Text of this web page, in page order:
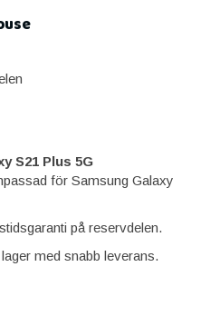
S21 Plus 5G
för Samsung Galaxy
på reservdelen.
med snabb leverans.